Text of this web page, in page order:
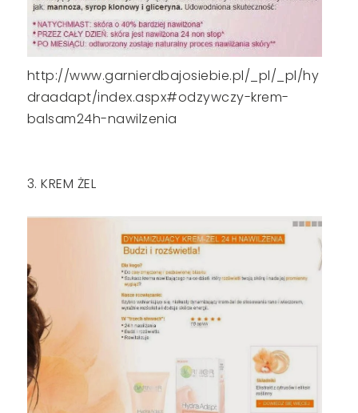
http://www.garnierdbajosiebie.pl/_pl/_pl/hy
draadapt/index.aspx#odzywczy-krem-
balsam24h-nawilzenia
3. KREM ŻEL